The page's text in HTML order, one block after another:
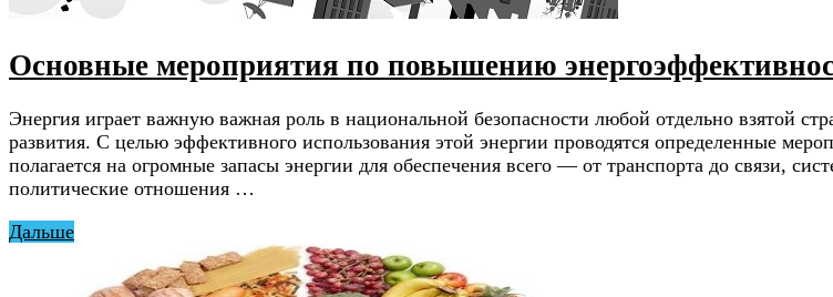
Основные мероприятия по повышению
Энергия играет важную важная роль в национальной безопасности любой отдельно взятой
развития. С целью эффективного использования этой энергии проводятся определенные
полагается на огромные запасы энергии для обеспечения всего — от транспорта до связи,
политические отношения …
Дальше